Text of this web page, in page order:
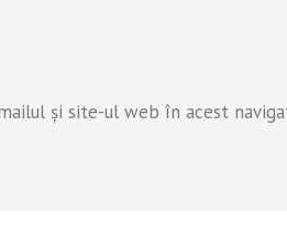
și site-ul web în acest